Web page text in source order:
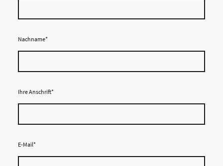
Nachname*
Ihre Anschrift*
E-Mail*